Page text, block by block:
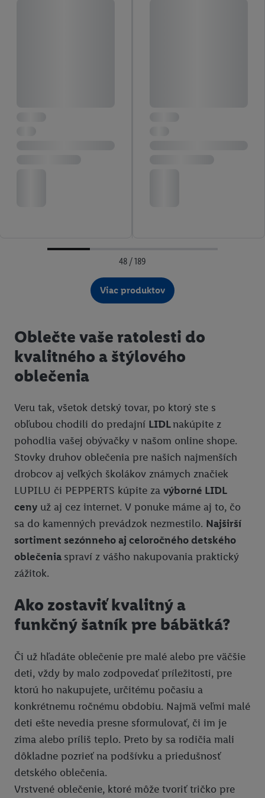
48 / 189
Viac produktov
Oblečte vaše ratolesti do
kvalitného a štýlového
oblečenia
Veru tak, všetok detský tovar, po ktorý ste s
obľubou chodili do predajní LIDLnakúpite z
pohodlia vašej obývačky v našom online shope.
Stovky druhov oblečenia pre našich najmenších
drobcov aj veľkých školákov známych značiek
LUPILU či PEPPERTS kúpite za výborné LIDL
ceny už aj cez internet. V ponuke máme aj to, čo
sa do kamenných prevádzok nezmestilo. Najširší
sortiment sezónneho aj celoročného detského
oblečenia spraví z vášho nakupovania praktický
zážitok.
Ako zostaviť kvalitný a
funkčný šatník pre bábätká?
Či už hľadáte oblečenie pre malé alebo pre väčšie
deti, vždy by malo zodpovedať príležitosti, pre
ktorú ho nakupujete, určitému počasiu a
konkrétnemu ročnému obdobiu. Najmä veľmi malé
deti ešte nevedia presne sformulovať, či im je
zima alebo príliš teplo. Preto by sa rodičia mali
dôkladne pozrieť na podšívku a priedušnosť
detského oblečenia.
Vrstvené oblečenie, ktoré môže tvoriť tričko pre